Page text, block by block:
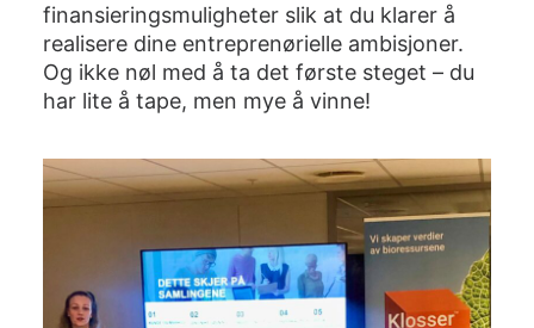
finansieringsmuligheter slik at du klarer å
realisere dine entreprenørielle ambisjoner.
Og ikke nøl med å ta det første steget – du
har lite å tape, men mye å vinne!